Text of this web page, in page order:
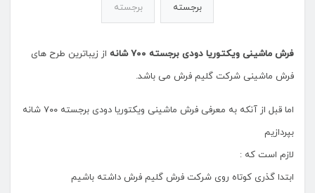
فرش ماشینی ویکتوریا دودی برجسته ۷۰۰ شانه
از زیباترین طرح های
فرش ماشینی شرکت گلیم فرش می باشد.
اما قبل از آنکه به معرفی فرش ماشینی ویکتوریا دودی برجسته ۷۰۰ شانه
بپردازیم
لازم است که :
ابتدا گذری کوتاه روی شرکت فرش گلیم فرش داشته باشیم